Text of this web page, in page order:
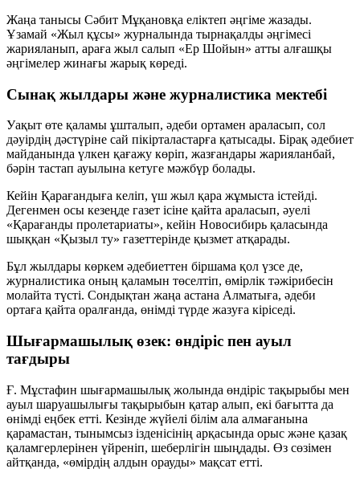
Жаңа танысы Сәбит Мұқановқа еліктеп әңгіме жазады.
Ұзамай «Жыл құсы» журналында тырнақалды әңгімесі
жарияланып, араға жыл салып «Ер Шойын» атты алғашқы
әңгімелер жинағы жарық көреді.
Сынақ жылдары және журналистика мектебі
Уақыт өте қаламы ұшталып, әдеби ортамен араласып, сол
дәуірдің дәстүріне сай пікірталастарға қатысады. Бірақ әдебиет
майданында үлкен қағажу көріп, жазғандары жарияланбай,
бәрін тастап ауылына кетуге мәжбүр болады.
Кейін Қарағандыға келіп, үш жыл қара жұмыста істейді.
Дегенмен осы кезеңде газет ісіне қайта араласып, әуелі
«Қарағанды пролетариаты», кейін Новосибирь қаласында
шыққан «Қызыл ту» газеттерінде қызмет атқарады.
Бұл жылдары көркем әдебиеттен біршама қол үзсе де,
журналистика оның қаламын төселтіп, өмірлік тәжірибесін
молайта түсті. Сондықтан жаңа астана Алматыға, әдеби
ортаға қайта оралғанда, өнімді түрде жазуға кіріседі.
Шығармашылық өзек: өндіріс пен ауыл
тағдыры
Ғ. Мұстафин шығармашылық жолында өндіріс тақырыбы мен
ауыл шаруашылығы тақырыбын қатар алып, екі бағытта да
өнімді еңбек етті. Кезінде жүйелі білім ала алмағанына
қарамастан, тынымсыз ізденісінің арқасында орыс және қазақ
қаламгерлерінен үйреніп, шеберлігін шыңдады. Өз сөзімен
айтқанда, «өмірдің алдын орауды» мақсат етті.